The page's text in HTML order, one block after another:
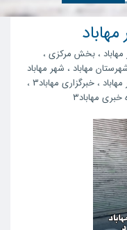
مهاباد ، بخش مرکزی ،
مهاباد ، شهر مهاباد
، خبرگزاری مهاباد3
،
خبری مهاباد۳